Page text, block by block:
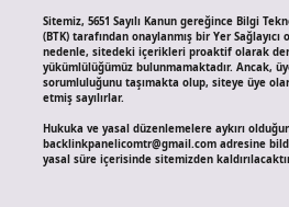
Sitemiz, 5651 Sayılı Kanun gereğince Bilgi
(BTK) tarafından onaylanmış bir Yer
nedenle, sitedeki içerikleri proaktif olarak
yükümlülüğümüz bulunmamaktadır. Ancak,
sorumluluğunu taşımakta olup, siteye üye
etmiş sayılırlar.
Hukuka ve yasal düzenlemelere aykırı
backlinkpanelicomtr@gmail.comadresine
yasal süre içerisinde sitemizden